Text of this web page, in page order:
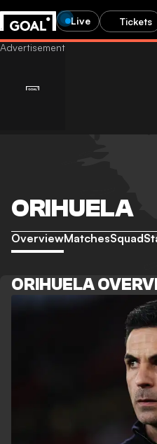
Live Tickets
ORIHUELA
OverviewMatchesSquad
ORIHUELA